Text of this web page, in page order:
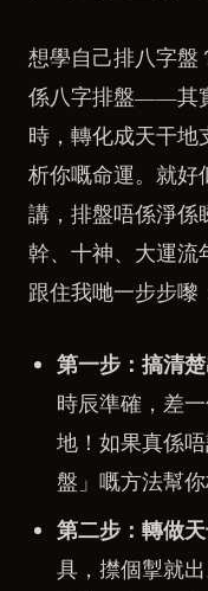
想學自己排八字盤
係八字排盤——其
時，轉化成天干地
析你嘅命運。就好
講，排盤唔係淨係
幹、十神、大運流
跟住我哋一步步嚟
第一步：搞清楚
時辰準確，差
地！如果真係
盤」嘅方法幫你
第二步：轉做天
具，㩒個掣就